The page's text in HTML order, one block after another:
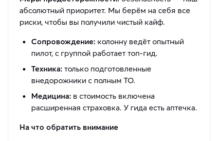
абсолютный приоритет. Мы берём на себя все
риски, чтобы вы получили чистый кайф.
Сопровождение: колонну ведёт опытный
пилот, с группой работает топ-гид.
Техника: только подготовленные
внедорожники с полным ТО.
Медицина: в стоимость включена
расширенная страховка. У гида есть аптечка.
На что обратить внимание